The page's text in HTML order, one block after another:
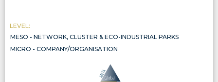
LEVEL:
MESO - NETWORK, CLUSTER & ECO-INDUSTRIAL PARKS
MICRO - COMPANY/ORGANISATION